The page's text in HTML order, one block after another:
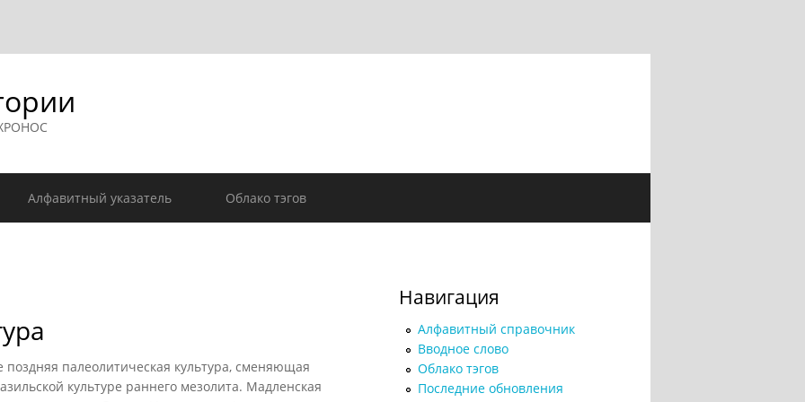
Алфавитный указатель Облако тэгов
палеолитическая культура, сменяющая
культуре раннего мезолита. Мадленская
Навигация
Алфавитный справочник
Вводное слово
Облако тэгов
Последние обновления